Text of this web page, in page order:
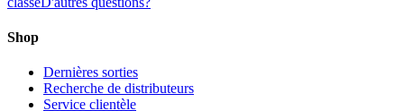
Shop
Dernières sorties
Recherche de distributeurs
Service clientèle